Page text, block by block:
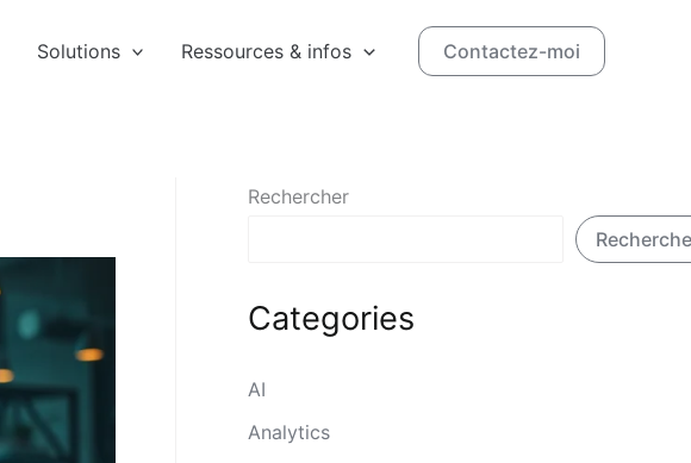
Solutions Ressources & infos Contactez-moi
Rechercher
Categories
AI
Analytics